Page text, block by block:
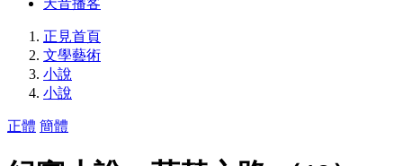
正見首頁
文學藝術
小說
小說
正體 簡體